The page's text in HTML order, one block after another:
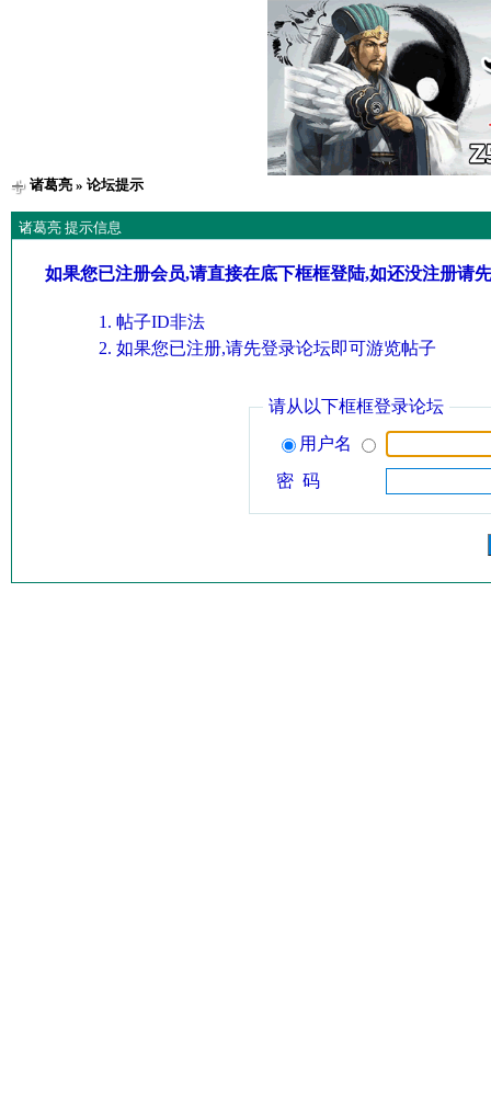
诸葛亮» 论坛提示
诸葛亮 提示信息
如果您已注册会员,请直接在底下框框登陆,如还没注册请
帖子ID非法
如果您已注册,请先登录论坛即可游览帖子
请从以下框框登录论坛
用户名
密 码